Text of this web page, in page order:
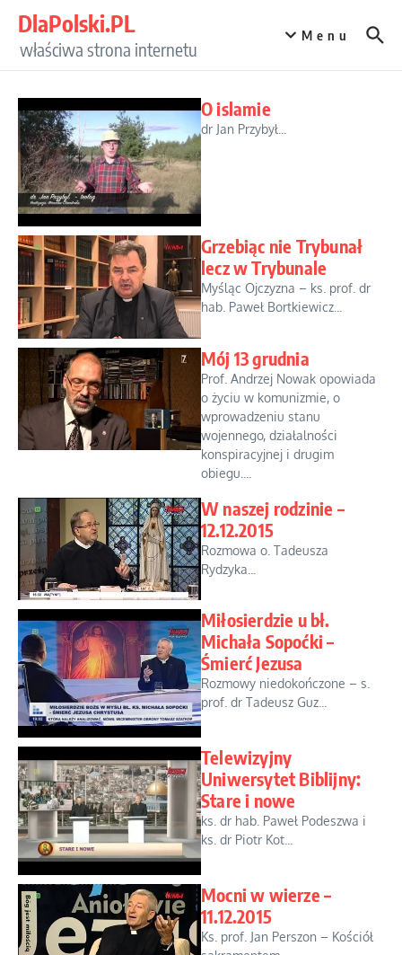
DlaPolski.PL
właściwa strona internetu
Menu
O islamie
dr Jan Przybył...
Grzebiąc nie Trybunał
lecz w Trybunale
Myśląc Ojczyzna – ks. prof. dr
hab. Paweł Bortkiewicz...
Mój 13 grudnia
Prof. Andrzej Nowak opowiada
o życiu w komunizmie, o
wprowadzeniu stanu
wojennego, działalności
konspiracyjnej i drugim
obiegu....
W naszej rodzinie –
12.12.2015
Rozmowa o. Tadeusza
Rydzyka...
Miłosierdzie u bł.
Michała Sopoćki –
Śmierć Jezusa
Rozmowy niedokończone – s.
prof. dr Tadeusz Guz...
Telewizyjny
Uniwersytet Biblijny:
Stare i nowe
ks. dr hab. Paweł Podeszwa i
ks. dr Piotr Kot...
Mocni w wierze –
11.12.2015
Ks. prof. Jan Perszon – Kościół